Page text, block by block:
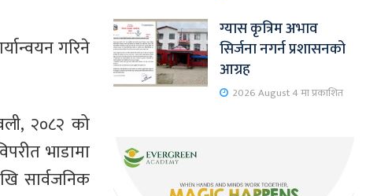
गरिने
२०८२ को
भाडामा
सार्वजनिक
ग्यास कृत्रिम अभाव
सिर्जना नगर्न प्रशासनको
आग्रह
2026 August 4 मा प्रकाशित